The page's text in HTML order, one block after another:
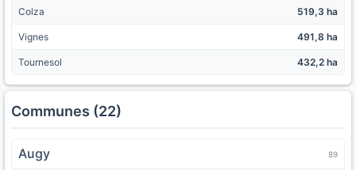
Colza 519,3 ha
Vignes 491,8 ha
Tournesol 432,2 ha
Communes (22)
Augy 89